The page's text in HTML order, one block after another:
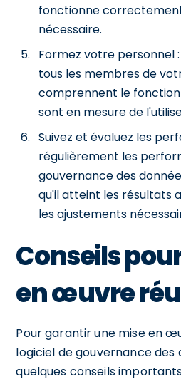
fonctionne
nécessaire.
Formez votre personnel
tous les membres de
comprennent le
sont en mesure de
Suivez et évaluez les
régulièrement les
gouvernance des
qu'il atteint les résultats
les ajustements
Conseils
en œuvre
Pour garantir une mise en
logiciel de gouvernance des
quelques conseils